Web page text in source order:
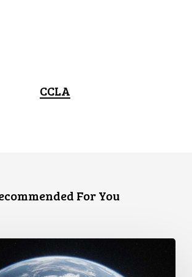
CCLA
For You